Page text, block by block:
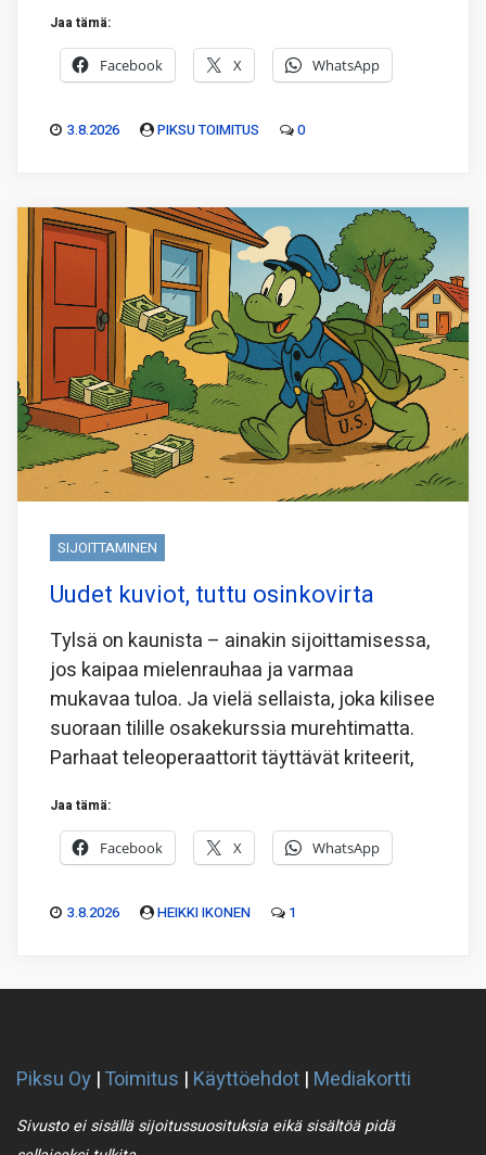
Jaa tämä:
Facebook X WhatsApp
3.8.2026 PIKSU TOIMITUS 0
SIJOITTAMINEN
Uudet kuviot, tuttu osinkovirta
Tylsä on kaunista – ainakin sijoittamisessa,
jos kaipaa mielenrauhaa ja varmaa
mukavaa tuloa. Ja vielä sellaista, joka kilisee
suoraan tilille osakekurssia murehtimatta.
Parhaat teleoperaattorit täyttävät kriteerit,
Jaa tämä:
Facebook X WhatsApp
3.8.2026 HEIKKI IKONEN 1
Piksu Oy |Toimitus | Käyttöehdot | Mediakortti
Sivusto ei sisällä sijoitussuosituksia eikä sisältöä pidä